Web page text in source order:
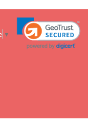
花のマナー総まとめ
職
開店祝いの花 選び方ガイ
出量削減 / SDGsを考える
▼